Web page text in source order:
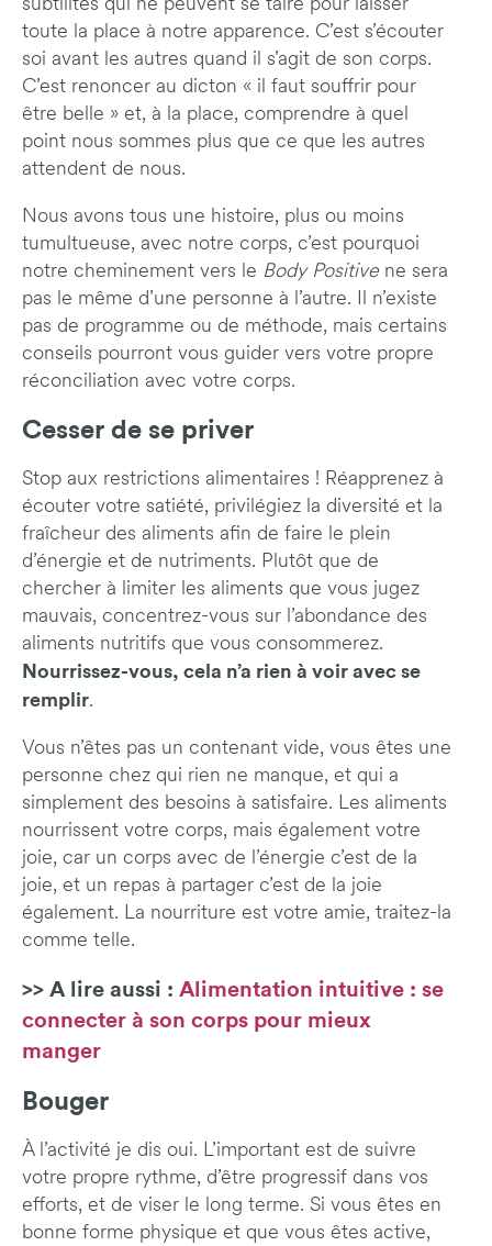
subtilités qui ne peuvent se taire pour laisser
toute la place à notre apparence. C’est s’écouter
soi avant les autres quand il s’agit de son corps.
C’est renoncer au dicton « il faut souffrir pour
être belle » et, à la place, comprendre à quel
point nous sommes plus que ce que les autres
attendent de nous.
Nous avons tous une histoire, plus ou moins
tumultueuse, avec notre corps, c’est pourquoi
notre cheminement vers le Body Positive ne sera
pas le même d’une personne à l’autre. Il n’existe
pas de programme ou de méthode, mais certains
conseils pourront vous guider vers votre propre
réconciliation avec votre corps.
Cesser de se priver
Stop aux restrictions alimentaires ! Réapprenez à
écouter votre satiété, privilégiez la diversité et la
fraîcheur des aliments afin de faire le plein
d’énergie et de nutriments. Plutôt que de
chercher à limiter les aliments que vous jugez
mauvais, concentrez-vous sur l’abondance des
aliments nutritifs que vous consommerez.
Nourrissez-vous, cela n’a rien à voir avec se
remplir.
Vous n’êtes pas un contenant vide, vous êtes une
personne chez qui rien ne manque, et qui a
simplement des besoins à satisfaire. Les aliments
nourrissent votre corps, mais également votre
joie, car un corps avec de l’énergie c’est de la
joie, et un repas à partager c’est de la joie
également. La nourriture est votre amie, traitez-la
comme telle.
>> A lire aussi : Alimentation intuitive : se
connecter à son corps pour mieux
manger
Bouger
À l’activité je dis oui. L’important est de suivre
votre propre rythme, d’être progressif dans vos
efforts, et de viser le long terme. Si vous êtes en
bonne forme physique et que vous êtes active,